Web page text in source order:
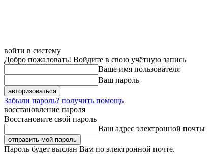
войти в систему
Добро пожаловать! Войдите в свою учётную запись
Ваше имя пользователя
Ваш пароль
Забыли пароль? получить помощь
восстановление пароля
Восстановите свой пароль
Ваш адрес электронной почты
Пароль будет выслан Вам по электронной почте.